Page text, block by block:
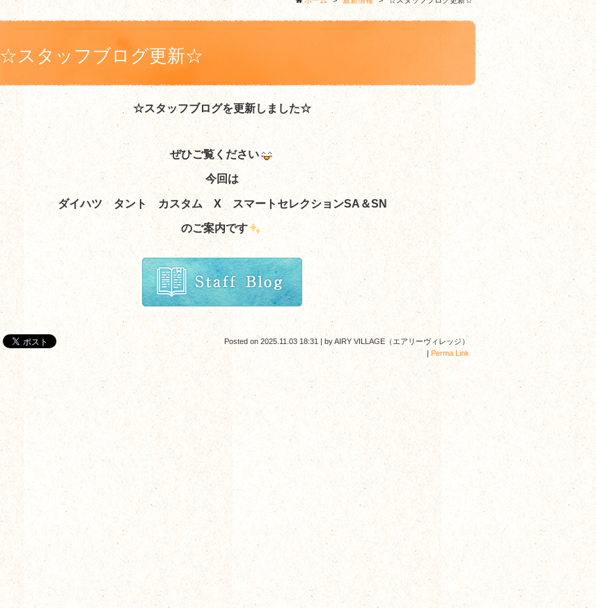
☆スタッフブログ更新☆
☆スタッフブログを更新しました☆
ぜひご覧ください
今回は
ダイハツ タント カスタム X スマートセレクションSA＆SN
のご案内です
Posted on 2025.11.03 18:31 byAIRY VILLAGE（エアリーヴィレッジ）
Perma Link